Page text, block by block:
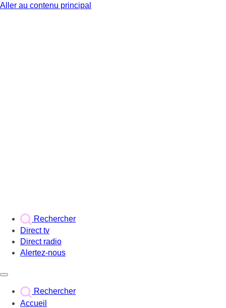
Aller au contenu principal
Rechercher
Direct tv
Direct radio
Alertez-nous
Rechercher
Accueil